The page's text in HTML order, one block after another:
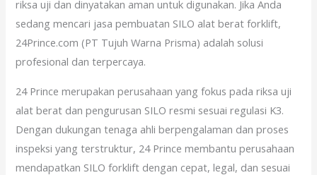
riksa uji dan dinyatakan aman untuk digunakan. Jika Anda
sedang mencari jasa pembuatan SILO alat berat forklift,
24Prince.com (PT Tujuh Warna Prisma) adalah solusi
profesional dan terpercaya.
24 Prince merupakan perusahaan yang fokus pada riksa uji
alat berat dan pengurusan SILO resmi sesuai regulasi K3.
Dengan dukungan tenaga ahli berpengalaman dan proses
inspeksi yang terstruktur, 24 Prince membantu perusahaan
mendapatkan SILO forklift dengan cepat, legal, dan sesuai